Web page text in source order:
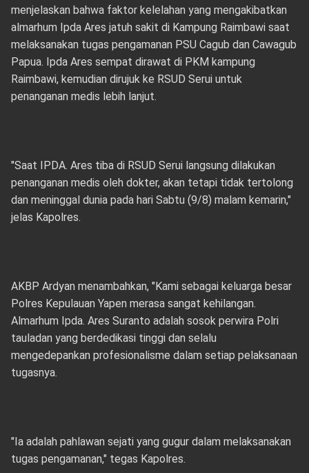
menjelaskan bahwa faktor kelelahan yang mengakibatkan
almarhum Ipda Ares jatuh sakit di Kampung Raimbawi saat
melaksanakan tugas pengamanan PSU Cagub dan Cawagub
Papua. Ipda Ares sempat dirawat di PKM kampung
Raimbawi, kemudian dirujuk ke RSUD Serui untuk
penanganan medis lebih lanjut.
"Saat IPDA. Ares tiba di RSUD Serui langsung dilakukan
penanganan medis oleh dokter, akan tetapi tidak tertolong
dan meninggal dunia pada hari Sabtu (9/8) malam kemarin,"
jelas Kapolres.
AKBP Ardyan menambahkan, "Kami sebagai keluarga besar
Polres Kepulauan Yapen merasa sangat kehilangan.
Almarhum Ipda. Ares Suranto adalah sosok perwira Polri
tauladan yang berdedikasi tinggi dan selalu
mengedepankan profesionalisme dalam setiap pelaksanaan
tugasnya.
"Ia adalah pahlawan sejati yang gugur dalam melaksanakan
tugas pengamanan," tegas Kapolres.